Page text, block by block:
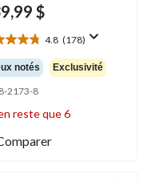
$
4.8 (178)
notés Exclusivité
2173-8
reste que 6